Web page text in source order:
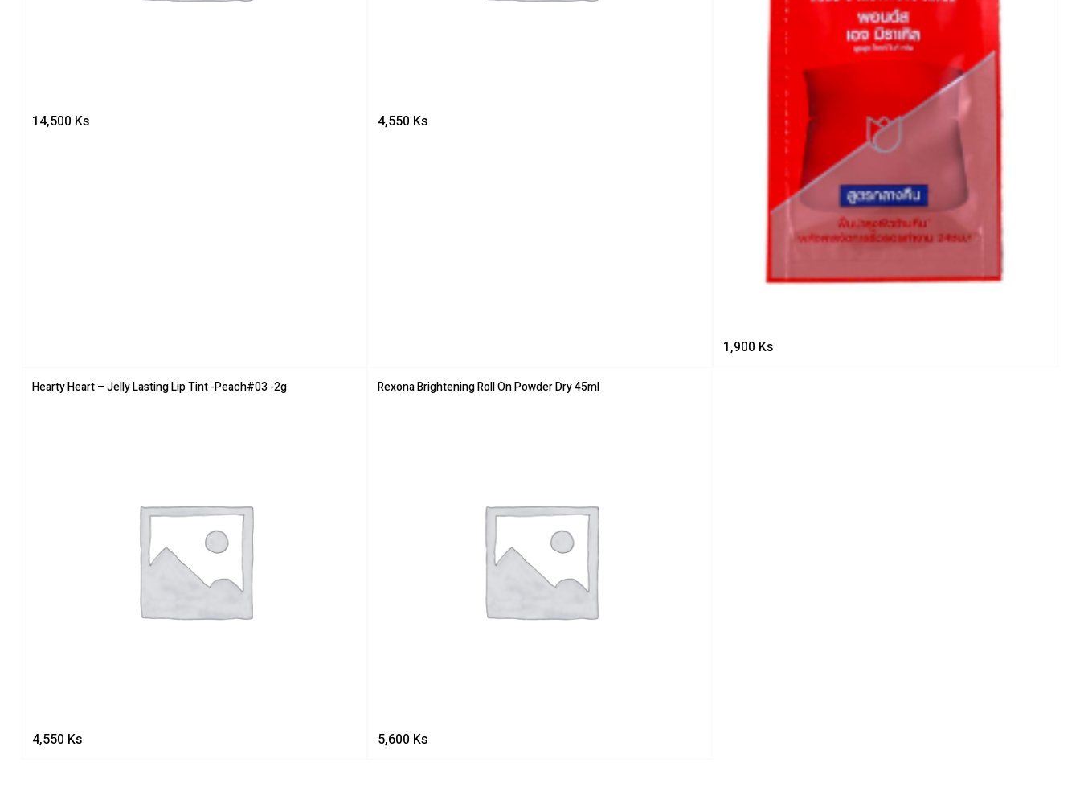
14,500 Ks 4,550 Ks
1,900 Ks
Hearty Heart – Jelly Lasting Lip Tint -Peach#03 -2g
4,550 Ks
Rexona Brightening Roll On Powder Dry 45ml
5,600 Ks